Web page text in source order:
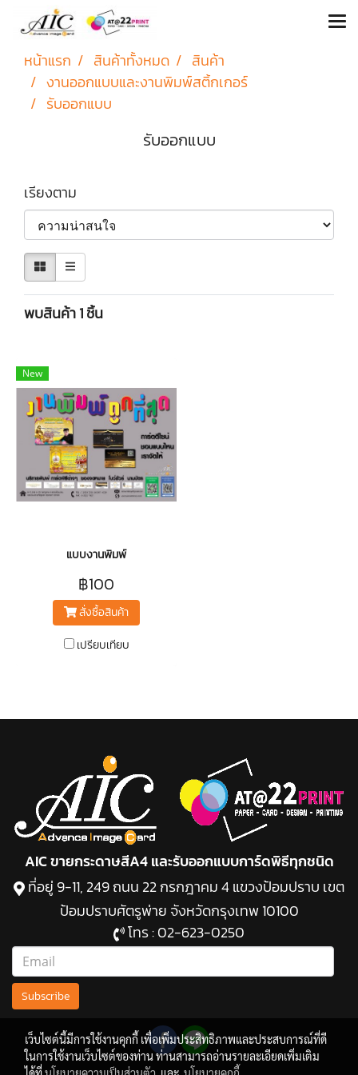
หน้าแรก สินค้าทั้งหมด
สินค้า
งานออกแบบและงานพิมพ์สติ้กเกอร์
รับออกแบบ
รับออกแบบ
เรียงตาม
พบสินค้า 1 ชิ้น
New
แบบงานพิมพ์
฿100
สั่งซื้อสินค้า
เปรียบเทียบ
AIC ขายกระดาษสีA4 และรับออกแบบการ์ดพิธีทุกชนิด
ที่อยู่ 9-11, 249 ถนน 22 กรกฎาคม 4 แขวงป้อมปราบ เขต
ป้อมปราบศัตรูพ่าย จังหวัดกรุงเทพ 10100
โทร :02-623-0250
Subscribe
เว็บไซต์นี้มีการใช้งานคุกกี้ เพื่อเพิ่มประสิทธิภาพและประสบการณ์ที่ดี
ในการใช้งานเว็บไซต์ของท่าน ท่านสามารถอ่านรายละเอียดเพิ่มเติม